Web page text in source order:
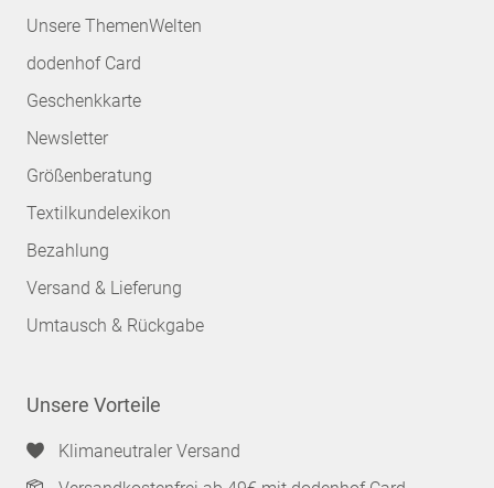
Unsere ThemenWelten
dodenhof Card
Geschenkkarte
Newsletter
Größenberatung
Textilkundelexikon
Bezahlung
Versand & Lieferung
Umtausch & Rückgabe
Unsere Vorteile
Klimaneutraler Versand